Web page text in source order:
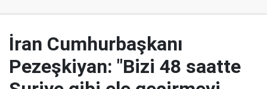
İran Cumhurbaşkanı
Pezeşkiyan: "Bizi 48 saatte